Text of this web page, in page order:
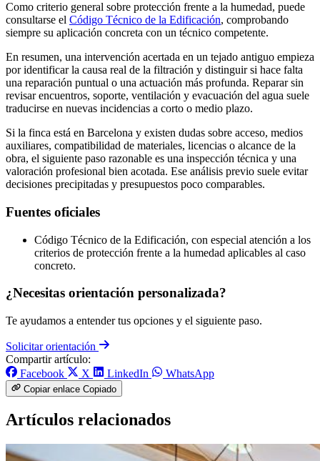
Como criterio general sobre protección frente a la humedad, puede
consultarse el Código Técnico de la Edificación, comprobando
siempre su aplicación concreta con un técnico competente.
En resumen, una intervención acertada en un tejado antiguo empieza
por identificar la causa real de la filtración y distinguir si hace falta
una reparación puntual o una actuación más profunda. Reparar sin
revisar encuentros, soporte, ventilación y evacuación del agua suele
traducirse en nuevas incidencias a corto o medio plazo.
Si la finca está en Barcelona y existen dudas sobre acceso, medios
auxiliares, compatibilidad de materiales, licencias o alcance de la
obra, el siguiente paso razonable es una inspección técnica y una
valoración profesional bien acotada. Ese análisis previo suele evitar
decisiones precipitadas y presupuestos poco comparables.
Fuentes oficiales
Código Técnico de la Edificación, con especial atención a los
criterios de protección frente a la humedad aplicables al caso
concreto.
¿Necesitas orientación personalizada?
Te ayudamos a entender tus opciones y el siguiente paso.
Solicitar orientación
Compartir artículo:
Facebook
X LinkedIn WhatsApp
Copiar enlace Copiado
Artículos relacionados